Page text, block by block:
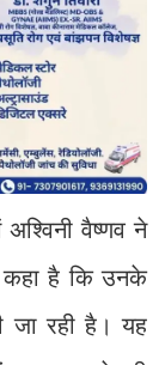
वैष्णव ने
कहा है कि उनके
जा रही है। यह